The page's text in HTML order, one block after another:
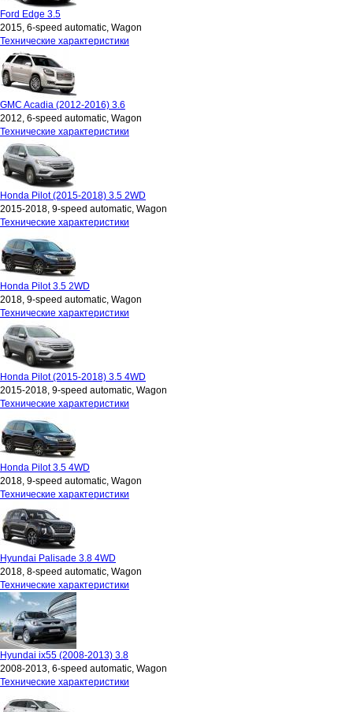
Ford Edge 3.5
2015, 6-speed automatic, Wagon
Технические характеристики
GMC Acadia (2012-2016) 3.6
2012, 6-speed automatic, Wagon
Технические характеристики
Honda Pilot (2015-2018) 3.5 2WD
2015-2018, 9-speed automatic, Wagon
Технические характеристики
Honda Pilot 3.5 2WD
2018, 9-speed automatic, Wagon
Технические характеристики
Honda Pilot (2015-2018) 3.5 4WD
2015-2018, 9-speed automatic, Wagon
Технические характеристики
Honda Pilot 3.5 4WD
2018, 9-speed automatic, Wagon
Технические характеристики
Hyundai Palisade 3.8 4WD
2018, 8-speed automatic, Wagon
Технические характеристики
Hyundai ix55 (2008-2013) 3.8
2008-2013, 6-speed automatic, Wagon
Технические характеристики